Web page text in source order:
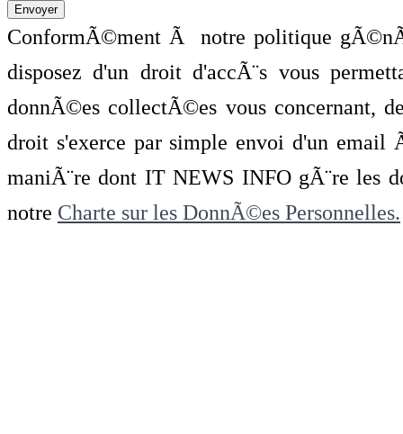
ConformÃ©ment Ã notre politique
disposez d'un droit d'accÃ¨s vous
donnÃ©es collectÃ©es vous concernant,
droit s'exerce par simple envoi d'un
maniÃ¨re dont IT NEWS INFO gÃ¨re les
notre Charte sur les DonnÃ©es Personnelles.